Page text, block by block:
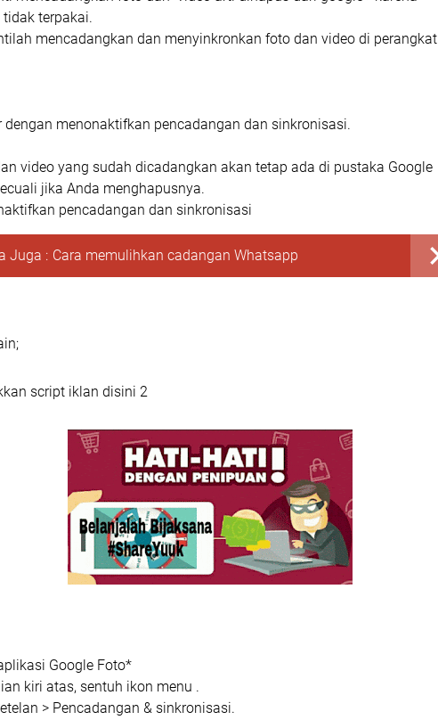
tidak terpakai.
mencadangkan dan menyinkronkan foto dan video di perangkat
dengan menonaktifkan pencadangan dan sinkronisasi.
video yang sudah dicadangkan akan tetap ada di pustaka Google
jika Anda menghapusnya.
pencadangan dan sinkronisasi
Juga : Cara memulihkan cadangan Whatsapp
script iklan disini 2
Google Foto*
kiri atas, sentuh ikon menu .
> Pencadangan & sinkronisasi.